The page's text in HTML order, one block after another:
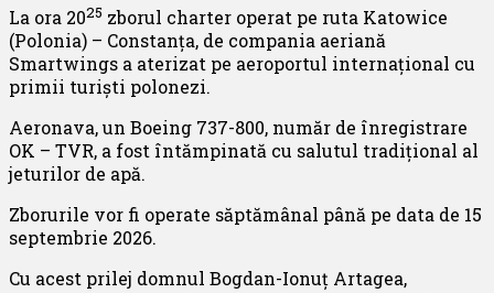
La ora 2025 zborul charter operat pe ruta Katowice
(Polonia) – Constanța, de compania aeriană
Smartwings a aterizat pe aeroportul internațional cu
primii turiști polonezi.
Aeronava, un Boeing 737-800, număr de înregistrare
OK – TVR, a fost întămpinată cu salutul tradițional al
jeturilor de apă.
Zborurile vor fi operate săptămânal până pe data de 15
septembrie 2026.
Cu acest prilej domnul Bogdan-Ionuț Artagea,